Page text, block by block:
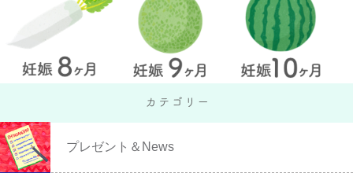
プレゼント＆News